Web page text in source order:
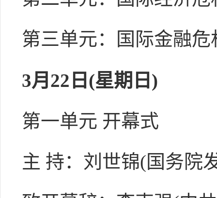
第三单元：国际金融
3月22日(星期日)
第一单元 开幕式
主 持：刘世锦(国务院